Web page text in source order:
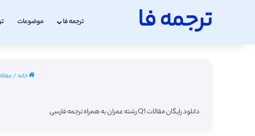
ترجمه فا ترجمه فا موضوعات
خانه/
دانلود رایگان مقالات Q1 رشته عمران به همراه ترجمه فارسی